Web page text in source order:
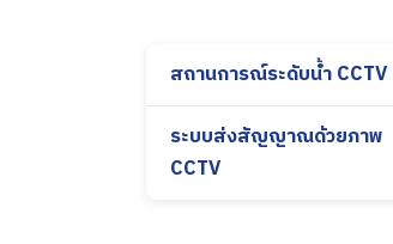
สถานการณ์ระดับน้ำ CCTV
ระบบส่งสัญญาณด้วยภาพ
CCTV